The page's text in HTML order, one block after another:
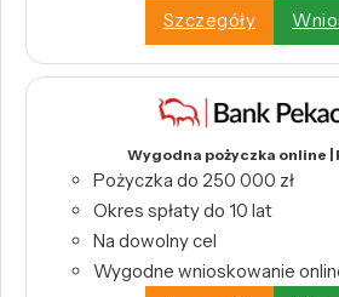
Szczegóły
Wygodna pożyczka online |
Pożyczka do 250 000 zł
Okres spłaty do 10 lat
Na dowolny cel
Wygodne wnioskowanie